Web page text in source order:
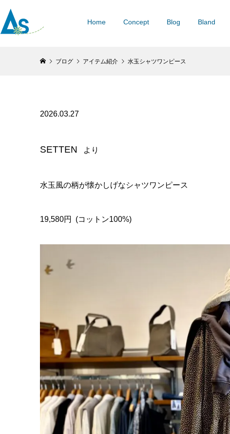
Home Concept Blog Bland
ブログ アイテム紹介 水玉シャツワンピース
2026.03.27
SETTEN より
水玉風の柄が懐かしげなシャツワンピース
19,580円 (コットン100%)